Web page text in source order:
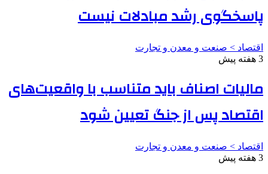
پاسخگوی رشد مبادلات نیست
اقتصاد > صنعت و معدن و تجارت
3 هفته پیش
مالیات اصناف باید متناسب با واقعیت‌های
اقتصاد پس از جنگ تعیین شود
اقتصاد > صنعت و معدن و تجارت
3 هفته پیش